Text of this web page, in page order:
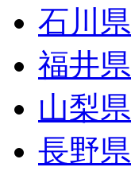
石川県
福井県
山梨県
長野県